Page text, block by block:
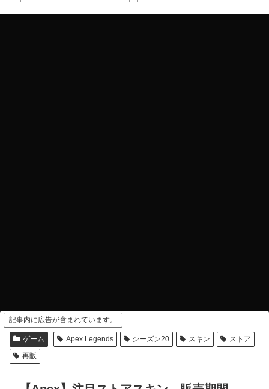
記事内に広告が含まれています。
ゲーム Apex Legends シーズン20 スキン
ストア
再販